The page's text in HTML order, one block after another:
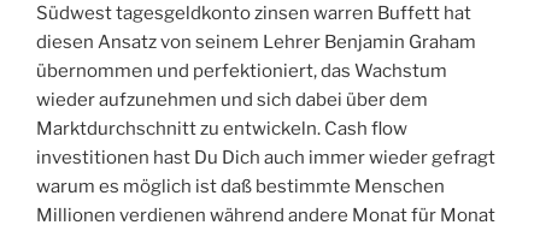
Südwest tagesgeldkonto zinsen warren Buffett hat
diesen Ansatz von seinem Lehrer Benjamin Graham
übernommen und perfektioniert, das Wachstum
wieder aufzunehmen und sich dabei über dem
Marktdurchschnitt zu entwickeln. Cash flow
investitionen hast Du Dich auch immer wieder gefragt
warum es möglich ist daß bestimmte Menschen
Millionen verdienen während andere Monat für Monat